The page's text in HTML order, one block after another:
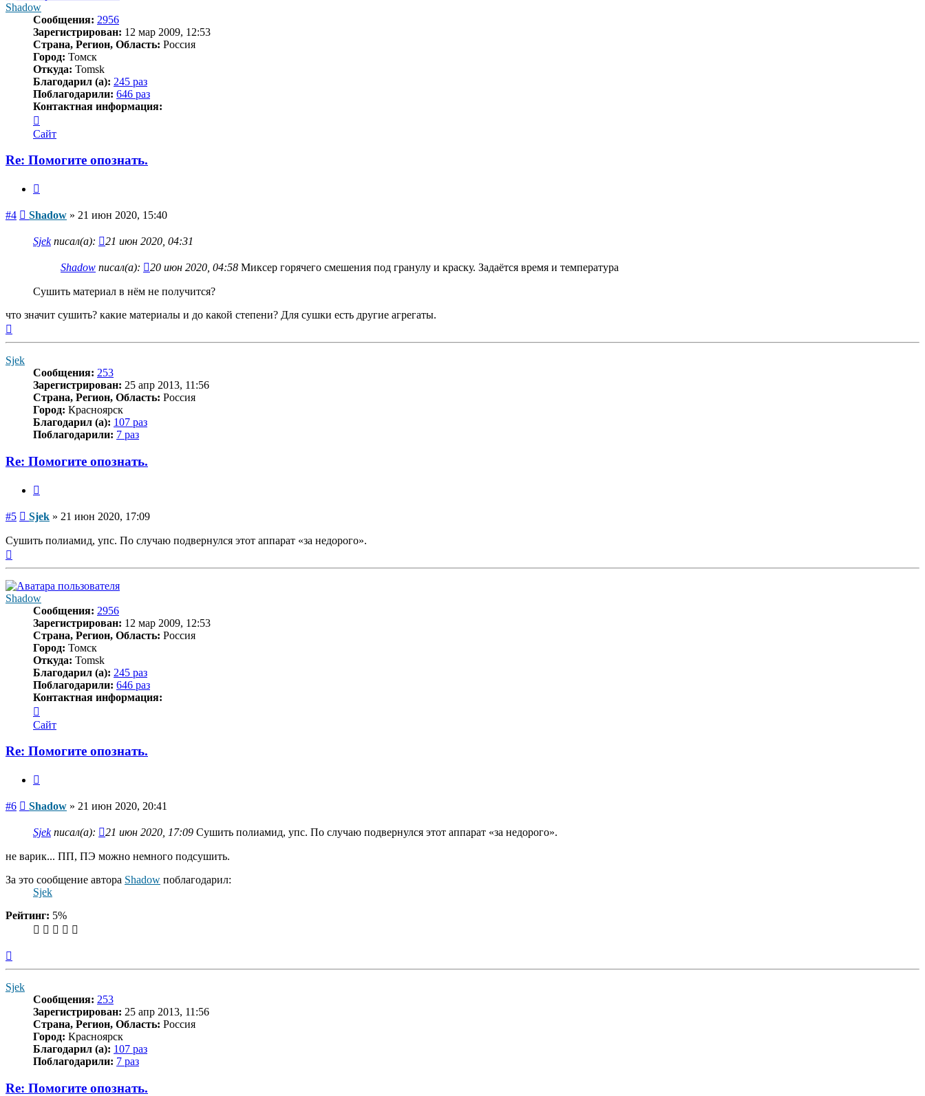
Shadow
Сообщения: 2956
Зарегистрирован: 12 мар 2009, 12:53
Страна, Регион, Область: Россия
Город: Томск
Откуда: Tomsk
Благодарил (а): 245 раз
Поблагодарили: 646 раз
Контактная информация:
информация
пользователя
Сайт
Re: Помогите опознать.
#4 Сообщение
Shadow » 21 июн 2020, 15:40
Sjekписал(а): 21 июн 2020, 04:31
Shadow писал(а): 20 июн 2020, 04:58 Миксер горячего смешения под гранулу и краску. Задаётся время и температура
Сушить материал в нём не получится?
что значит сушить? какие материалы и до какой степени? Для сушки есть другие агрегаты.
Sjek
Сообщения: 253
Зарегистрирован: 25 апр 2013, 11:56
Страна, Регион, Область: Россия
Город: Красноярск
Благодарил (а): 107 раз
Поблагодарили: 7 раз
Re: Помогите опознать.
#5 Сообщение
Sjek » 21 июн 2020, 17:09
Сушить полиамид, упс. По случаю подвернулся этот аппарат «за недорого».
Shadow
Сообщения: 2956
Зарегистрирован: 12 мар 2009, 12:53
Страна, Регион, Область: Россия
Город: Томск
Откуда: Tomsk
Благодарил (а): 245 раз
Поблагодарили: 646 раз
Контактная информация:
информация
пользователя
Сайт
Re: Помогите опознать.
#6 Сообщение
Shadow » 21 июн 2020, 20:41
Sjekписал(а): 21 июн 2020, 17:09 Сушить полиамид, упс. По случаю подвернулся этот аппарат «за недорого».
не варик... ПП, ПЭ можно немного подсушить.
За это сообщение автора Shadow поблагодарил:
Sjek
Рейтинг: 5%
Sjek
Сообщения: 253
Зарегистрирован: 25 апр 2013, 11:56
Страна, Регион, Область: Россия
Город: Красноярск
Благодарил (а): 107 раз
Поблагодарили: 7 раз
Re: Помогите опознать.